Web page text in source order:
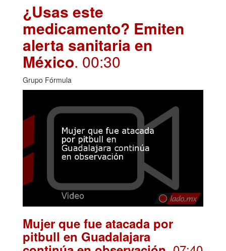
¿Usas este
medicamento? Emiten
alerta sanitaria en
México. 00:30
Grupo Fórmula
Mujer que fue atacada por
pitbull en Guadalajara